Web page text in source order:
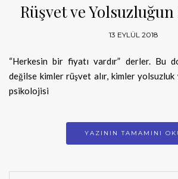
Rüşvet ve
13 EYLÜL 2018
“Herkesin bir fiyatı vardır” derler. Bu
değilse kimler rüşvet alır, kimler
psikolojisi
YAZININ TAMAMINI